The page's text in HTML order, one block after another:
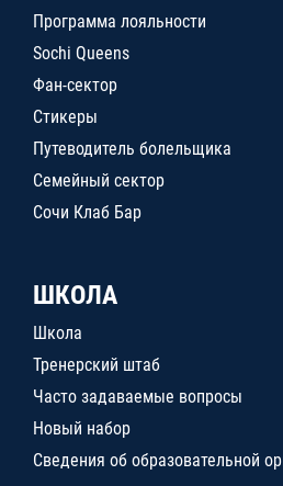
Программа лояльности
Sochi Queens
Фан-сектор
Стикеры
Путеводитель болельщика
Семейный сектор
Сочи Клаб Бар
ШКОЛА
Школа
Тренерский штаб
Часто задаваемые вопросы
Новый набор
Сведения об образовательной